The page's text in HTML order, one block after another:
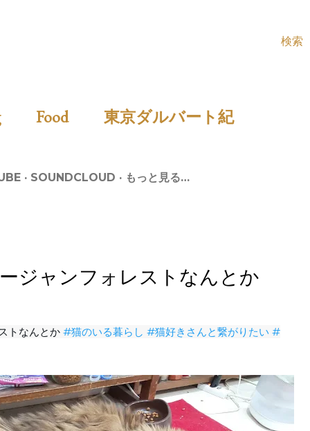
検索
Food 東京ダルバート紀
SOUNDCLOUD もっと見る…
ジャンフォレストなんとか
トなんとか #猫のいる暮らし #猫好きさんと繋がりたい #